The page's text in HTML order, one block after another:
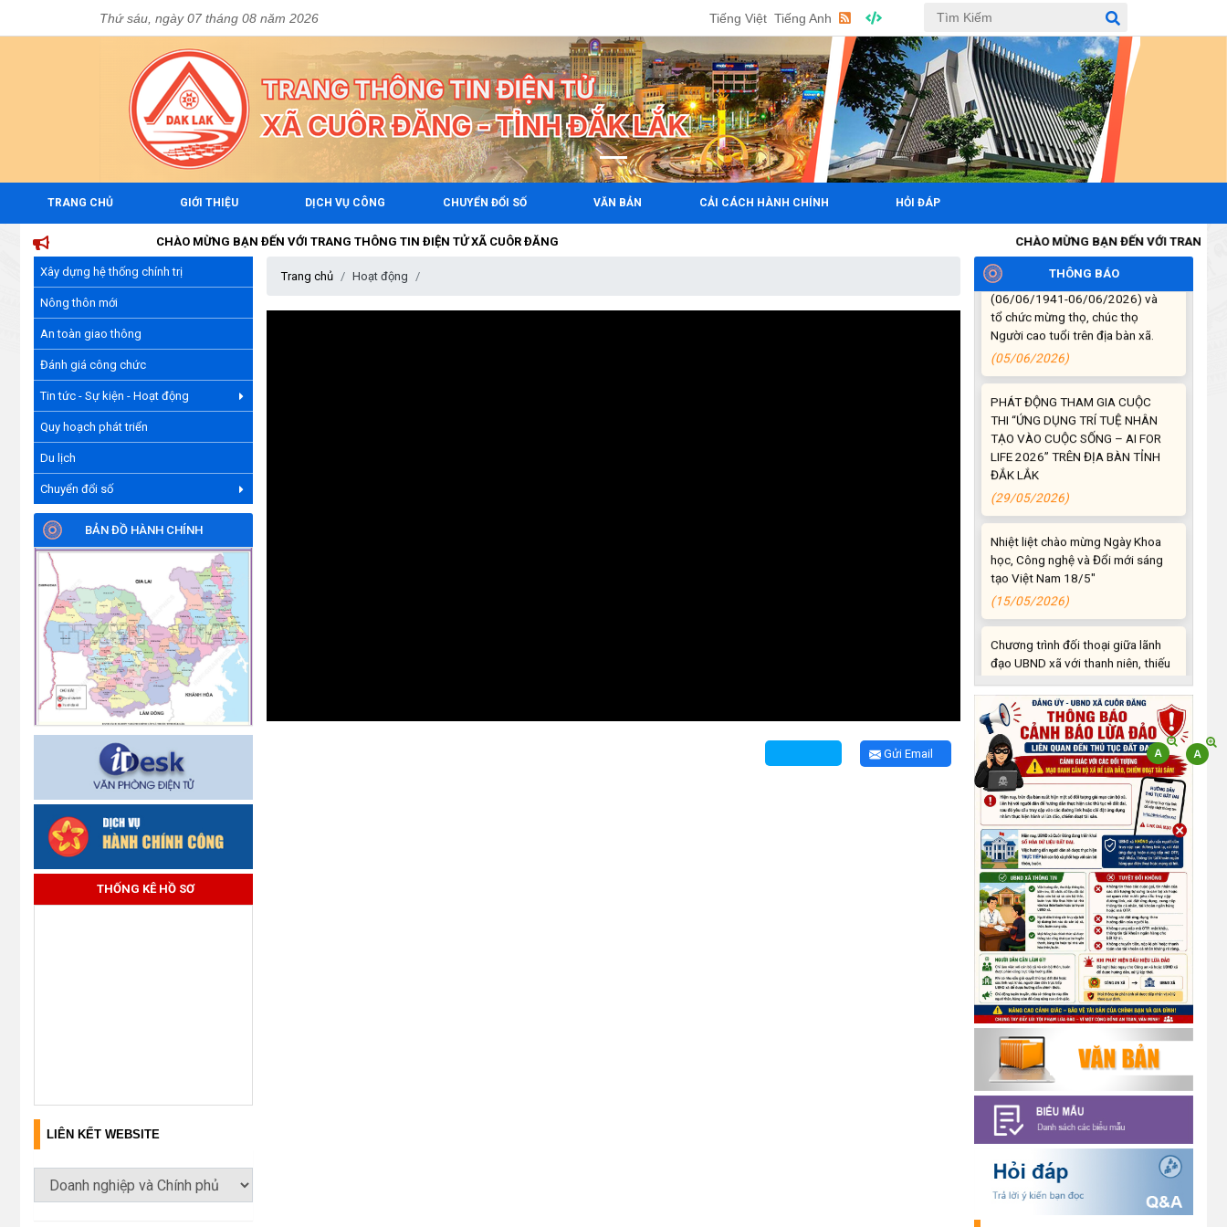
Thứ sáu, ngày 07 tháng 08 năm 2026 Tiếng Việt Tiếng Anh
TRANG CHỦ GIỚI THIỆU DỊCH VỤ CÔNG CHUYỂN ĐỔI SỐ VĂN BẢN CẢI CÁCH HÀNH CHÍNH HỎI ĐÁP
CHÀO MỪNG BẠN ĐẾN VỚI TRANG THÔNG TIN ĐIỆN TỬ XÃ CUÔR ĐĂNG CHÀO MỪNG BẠN ĐẾN VỚI TRANG THÔNG
Xây dựng hệ thống chính trị
Nông thôn mới
An toàn giao thông
Đánh giá công chức
Tin tức - Sự kiện - Hoạt động
Quy hoạch phát triển
Du lịch
Chuyển đổi số
BẢN ĐỒ HÀNH CHÍNH
THỐNG KÊ HỒ SƠ
LIÊN KẾT WEBSITE
Trang chủ Hoạt động
Gửi Email
THÔNG BÁO
(06/07/2026)
Hội nghị công bố Nghị quyết, các
quyết định về thành lập thôn,
buôn, thành lập tổ chức Đảng, chỉ
định cấp ủy, trưởng các thôn,
buôn, trưởng Ban công tác Mặt
trận các thôn, buôn
(03/07/2026)
niệm 85 năm Ngày truyền thống
Người cao tuổi Việt Nam
(06/06/1941-06/06/2026) và
tổ chức mừng thọ, chúc thọ
Người cao tuổi trên địa bàn xã.
(05/06/2026)
PHÁT ĐỘNG THAM GIA CUỘC
THI “ỨNG DỤNG TRÍ TUỆ NHÂN
TẠO VÀO CUỘC SỐNG – AI FOR
LIFE 2026” TRÊN ĐỊA BÀN TỈNH
ĐẮK LẮK
(29/05/2026)
Nhiệt liệt chào mừng Ngày Khoa
học, Công nghệ và Đổi mới sáng
tạo Việt Nam 18/5"
(15/05/2026)
Chương trình đối thoại giữa lãnh
đạo UBND xã với thanh niên, thiếu
nhi trên địa bàn xã năm 2026
Chương trình kỷ niệm 85 năm
ngày thành lập Đội TNTP Hồ Chí
Minh (15/05/1941 –
15/05/2026) và kỷ niệm 136
năm ngày sinh Chủ tịch Hồ Chí
Minh (19/05/1890 –
19/05/2026).
(14/05/2026)
Tuyển dụng lao động
(07/05/2026)
Thông báo về thực hiện Luật
tương trợ tư pháp về dân sự và
các văn bản quy định chi tiết,
hướng dẫn thi hành
(04/08/2026)
Thông báo cảnh báo lừa đảo liên
quan đến thủ tục đất đai
(24/07/2026)
Triển khai xây dựng mô hình
“Trồng tái canh Cà phê Vối” năm
2026 tại các hộ nông dân trên địa